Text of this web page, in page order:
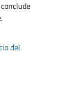
del